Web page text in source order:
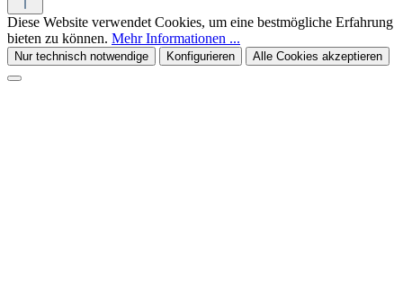
Diese Website verwendet Cookies, um eine bestmögliche Erfahrung
bieten zu können. Mehr Informationen ...
Nur technisch notwendige Konfigurieren Alle Cookies akzeptieren